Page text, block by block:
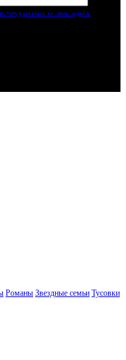
Романы Звездные семьи Тусовки